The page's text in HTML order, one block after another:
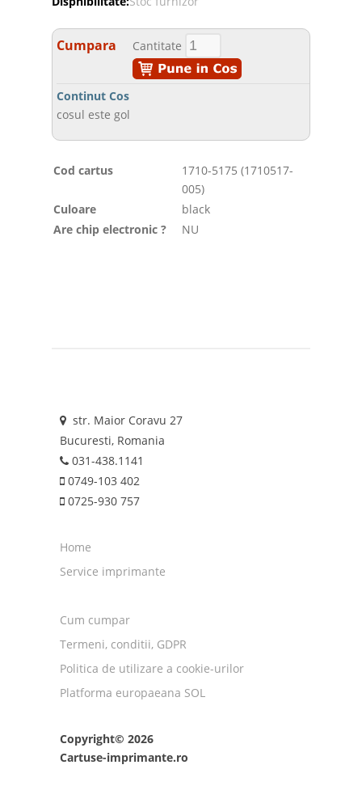
Cumpara Cantitate
Continut Cos
cosul este gol
Cod cartus
1710-5175 (1710517-
005)
Culoare
black
Are chip electronic ?
NU
str. Maior Coravu 27
Bucuresti, Romania
031-438.1141
0749-103 402
0725-930 757
Home
Service imprimante
Cum cumpar
Termeni, conditii, GDPR
Politica de utilizare a cookie-urilor
Platforma europaeana SOL
Copyright© 2026
Cartuse-imprimante.ro